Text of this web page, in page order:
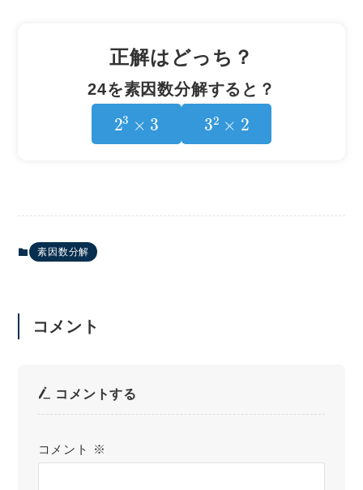
正解はどっち？
24を素因数分解すると？
23 3 32 2
素因数分解
コメント
コメントする
コメント ※